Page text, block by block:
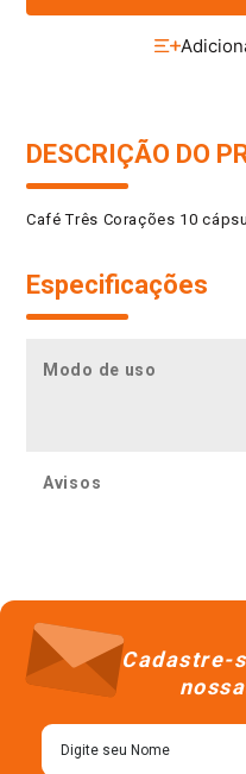
DESCRIÇÃO DO
Café Três Corações 10
Especificações
Modo de uso
Avisos
Cadastre-